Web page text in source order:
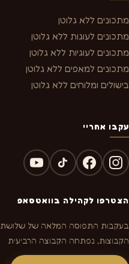
מתכונים ללא גלוטן
מתכונים לעוגות ללא גלוטן
מתכונים לעוגיות ללא גלוטן
מתכונים למאפים ללא גלוטן
בישולים ומלוחים ללא גלוטן
עקבו אחריי
הצטרפו לקהילה בוואטסאפ
בעקבות התפוסה המלאה של שלושת
הקבוצות, נפתחה הקבוצה הרביעית